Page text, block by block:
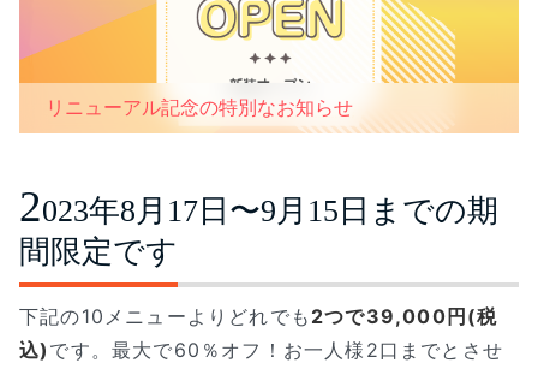
リニューアル記念の特別なお知らせ
2023年8月17日〜9月15日までの期
間限定です
下記の10メニューよりどれでも 2つで39,000円(税
込) です。最大で60％オフ！お一人様2口までとさせ